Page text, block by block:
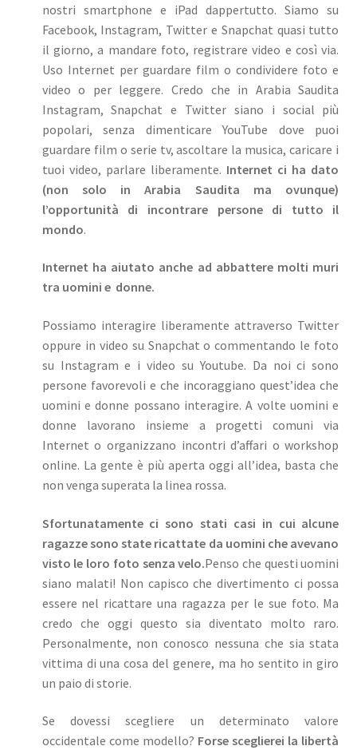
nostri smartphone e iPad dappertutto. Siamo su
Facebook, Instagram, Twitter e Snapchat quasi tutto
il giorno, a mandare foto, registrare video e così via.
Uso Internet per guardare film o condividere foto e
video o per leggere. Credo che in Arabia Saudita
Instagram, Snapchat e Twitter siano i social più
popolari, senza dimenticare YouTube dove puoi
guardare film o serie tv, ascoltare la musica, caricare i
tuoi video, parlare liberamente. Internet ci ha dato
(non solo in Arabia Saudita ma ovunque)
l’opportunità di incontrare persone di tutto il
mondo.
Internet ha aiutato anche ad abbattere molti muri
tra uomini e donne.
Possiamo interagire liberamente attraverso Twitter
oppure in video su Snapchat o commentando le foto
su Instagram e i video su Youtube. Da noi ci sono
persone favorevoli e che incoraggiano quest’idea che
uomini e donne possano interagire. A volte uomini e
donne lavorano insieme a progetti comuni via
Internet o organizzano incontri d’affari o workshop
online. La gente è più aperta oggi all’idea, basta che
non venga superata la linea rossa.
Sfortunatamente ci sono stati casi in cui alcune
ragazze sono state ricattate da uomini che avevano
visto le loro foto senza velo.Penso che questi uomini
siano malati! Non capisco che divertimento ci possa
essere nel ricattare una ragazza per le sue foto. Ma
credo che oggi questo sia diventato molto raro.
Personalmente, non conosco nessuna che sia stata
vittima di una cosa del genere, ma ho sentito in giro
un paio di storie.
Se dovessi scegliere un determinato valore
occidentale come modello? Forse sceglierei la libertà